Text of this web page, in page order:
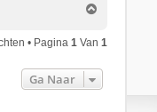
h
o
• Pagina1 Van1
Ga Naar